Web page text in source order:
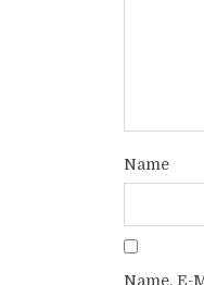
Name
Name, E-